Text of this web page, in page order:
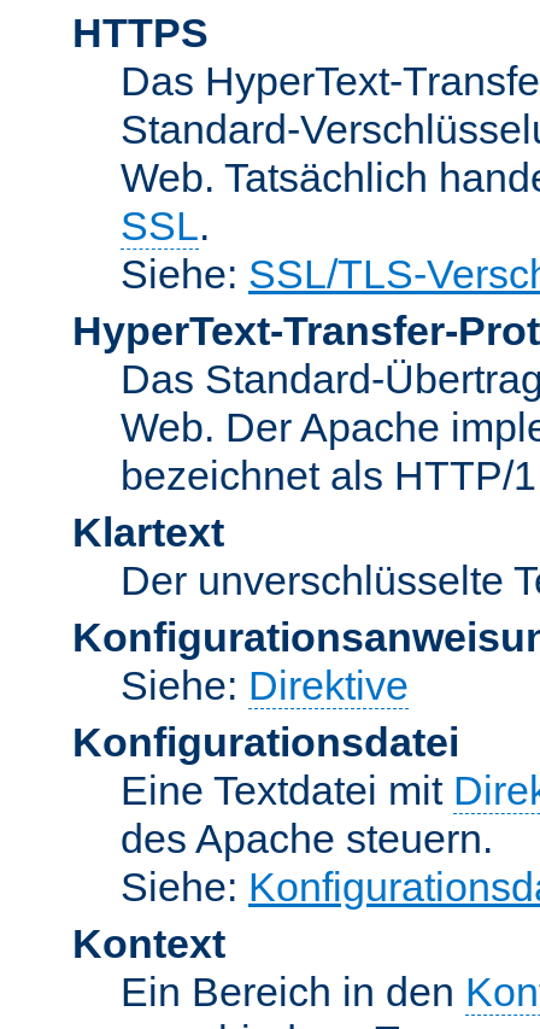
HTTPS
Das HyperText-
Standard-
Web. Tatsächlich
SSL.
Siehe: SSL/TLS-
HyperText-Transfer-
Das Standard-
Web. Der Apache
bezeichnet als HTTP/
Klartext
Der unverschlüsselte
Siehe: Direktive
Konfigurationsdatei
Eine Textdatei mit
des Apache steuern.
Siehe:
Kontext
Ein Bereich in den